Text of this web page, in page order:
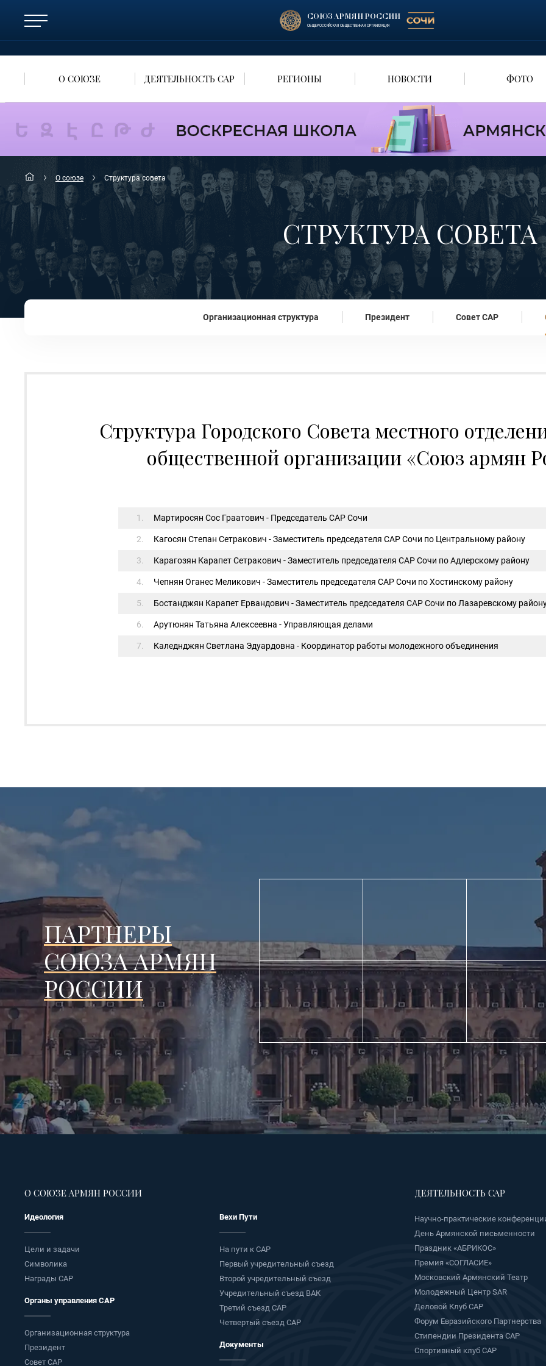
СОЮЗ АРМЯН РОССИИ
ОБЩЕРОССИЙСКАЯ ОБЩЕСТВЕННАЯ ОРГАНИЗАЦИЯ
О СОЮЗЕ ДЕЯТЕЛЬНОСТЬ САР РЕГИОНЫ НОВОСТИ ФОТО
О союзе Cтруктура совета
CТРУКТУРА СОВЕТА
Организационная структура Президент Совет САР
Структура Городского Совета местного
общественной организации «Союз армян
1. Мартиросян Сос Граатович - Председатель САР Сочи
2. Кагосян Степан Сетракович - Заместитель председателя САР Сочи по Центральному району
3. Карагозян Карапет Сетракович - Заместитель председателя САР Сочи по Адлерскому району
4. Чепнян Оганеc Меликович - Заместитель председателя САР Сочи по Хостинскому району
5. Бостанджян Карапет Ервандович - Заместитель председателя САР Сочи по Лазаревскому
6. Арутюнян Татьяна Алексеевна - Управляющая делами
7. Каледнджян Светлана Эдуардовна - Координатор работы молодежного объединения
ПАРТНЕРЫ
СОЮЗА АРМЯН
РОССИИ
О СОЮЗЕ АРМЯН РОССИИ
Идеология
Цели и задачи
Символика
Награды САР
Органы управления САР
Организационная структура
Президент
Совет САР
Вехи Пути
На пути к САР
Первый учредительный съезд
Второй учредительный съезд
Учредительный съезд ВАК
Третий съезд САР
Четвертый съезд САР
Документы
ДЕЯТЕЛЬНОСТЬ САР
Научно-практические
День Армянской письменности
Праздник «АБРИКОС»
Премия «СОГЛАСИЕ»
Московский Армянский Театр
Молодежный Центр SAR
Деловой Клуб САР
Форум Евразийского Партнерства
Стипендии Президента САР
Спортивный клуб САР